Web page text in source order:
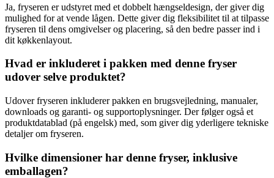
Ja, fryseren er udstyret med et dobbelt hængseldesign, der giver dig
mulighed for at vende lågen. Dette giver dig fleksibilitet til at tilpasse
fryseren til dens omgivelser og placering, så den bedre passer ind i
dit køkkenlayout.
Hvad er inkluderet i pakken med denne fryser
udover selve produktet?
Udover fryseren inkluderer pakken en brugsvejledning, manualer,
downloads og garanti- og supportoplysninger. Der følger også et
produktdatablad (på engelsk) med, som giver dig yderligere tekniske
detaljer om fryseren.
Hvilke dimensioner har denne fryser, inklusive
emballagen?